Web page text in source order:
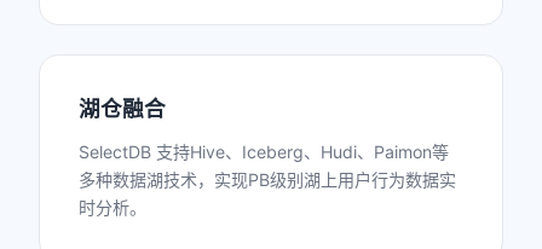
湖仓融合
SelectDB 支持Hive、Iceberg、Hudi、Paimon等
多种数据湖技术，实现PB级别湖上用户行为数据实
时分析。